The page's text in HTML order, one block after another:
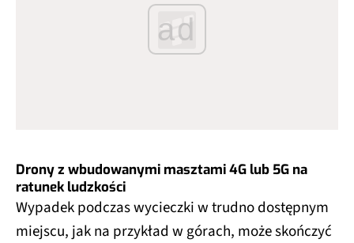
ad
Drony z wbudowanymi masztami 4G lub 5G na
ratunek ludzkości
Wypadek podczas wycieczki w trudno dostępnym
miejscu, jak na przykład w górach, może skończyć